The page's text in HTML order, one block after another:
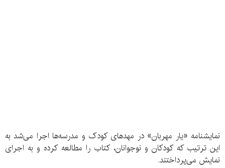
نمایشنامه «یار مهربان» در مهدهای کودک و مدرسه‌ها اجرا می‌شد به
این ترتیب که کودکان و نوجوانان، کتاب را مطالعه کرده و به اجرای
نمایش می‌پرداختند.